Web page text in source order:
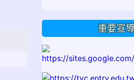
重要宣